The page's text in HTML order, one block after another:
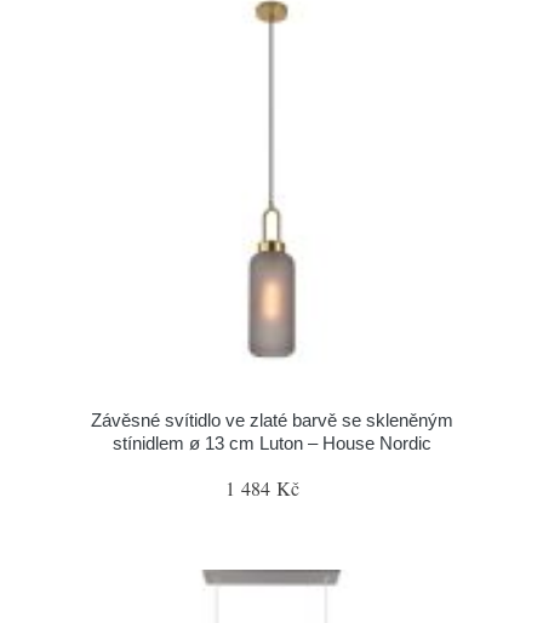
Závěsné svítidlo ve zlaté barvě se skleněným
stínidlem ø 13 cm Luton – House Nordic
1 484 Kč